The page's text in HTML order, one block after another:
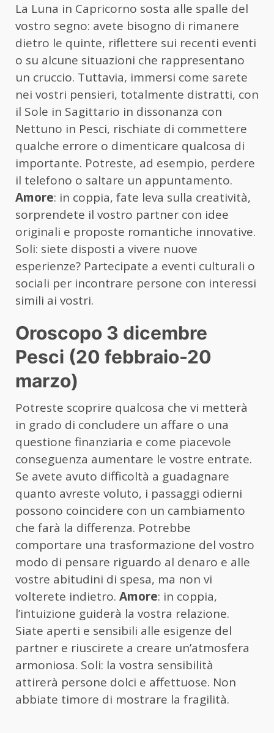
La Luna in Capricorno sosta alle spalle del
vostro segno: avete bisogno di rimanere
dietro le quinte, riflettere sui recenti eventi
o su alcune situazioni che rappresentano
un cruccio. Tuttavia, immersi come sarete
nei vostri pensieri, totalmente distratti, con
il Sole in Sagittario in dissonanza con
Nettuno in Pesci, rischiate di commettere
qualche errore o dimenticare qualcosa di
importante. Potreste, ad esempio, perdere
il telefono o saltare un appuntamento.
Amore: in coppia, fate leva sulla creatività,
sorprendete il vostro partner con idee
originali e proposte romantiche innovative.
Soli: siete disposti a vivere nuove
esperienze? Partecipate a eventi culturali o
sociali per incontrare persone con interessi
simili ai vostri.
Oroscopo 3 dicembre
Pesci (20 febbraio-20
marzo)
Potreste scoprire qualcosa che vi metterà
in grado di concludere un affare o una
questione finanziaria e come piacevole
conseguenza aumentare le vostre entrate.
Se avete avuto difficoltà a guadagnare
quanto avreste voluto, i passaggi odierni
possono coincidere con un cambiamento
che farà la differenza. Potrebbe
comportare una trasformazione del vostro
modo di pensare riguardo al denaro e alle
vostre abitudini di spesa, ma non vi
volterete indietro. Amore: in coppia,
l’intuizione guiderà la vostra relazione.
Siate aperti e sensibili alle esigenze del
partner e riuscirete a creare un’atmosfera
armoniosa. Soli: la vostra sensibilità
attirerà persone dolci e affettuose. Non
abbiate timore di mostrare la fragilità.